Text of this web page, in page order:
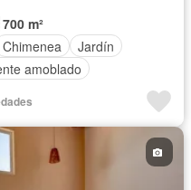
700 m²
Chimenea
Jardín
amoblado